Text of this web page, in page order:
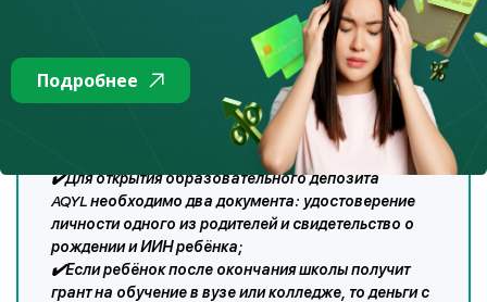
✔️Государственная премия может начисляться на
образовательные вклады в течение двадцати лет;
✔️Минимальный первоначальный взнос для
открытия такого вклада — всего три минимальных
расчётных показателя (МРП). В 2021 году МРП в
Казахстане установлен в размере 2917 тенге, то
есть 3 МРП — это 8 751 тенге;
✔️Для открытия образовательного депозита
AQYLнеобходимо два документа: удостоверение
личности одного из родителей и свидетельство о
рождении и ИИН ребёнка;
✔️Если ребёнок после окончания школы получит
грант на обучение в вузе или колледже, то деньги с
Подробнее